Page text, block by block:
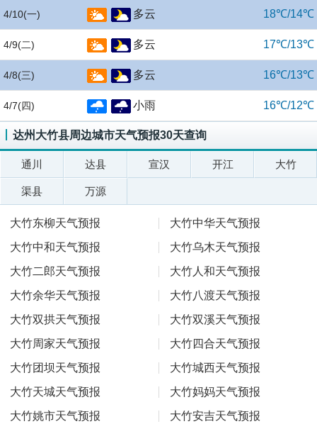
4/10(一) 多云 18℃/14℃
4/9(二) 多云 17℃/13℃
4/8(三) 多云 16℃/13℃
4/7(四) 小雨 16℃/12℃
达州大竹县周边城市天气预报30天查询
通川 达县 宣汉 开江 大竹
渠县 万源
大竹东柳天气预报
大竹中华天气预报
大竹中和天气预报
大竹乌木天气预报
大竹二郎天气预报
大竹人和天气预报
大竹余华天气预报
大竹八渡天气预报
大竹双拱天气预报
大竹双溪天气预报
大竹周家天气预报
大竹四合天气预报
大竹团坝天气预报
大竹城西天气预报
大竹天城天气预报
大竹妈妈天气预报
大竹姚市天气预报
大竹安吉天气预报